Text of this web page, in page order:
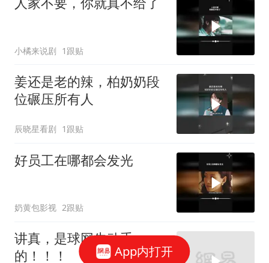
小橘来说剧 1跟贴
姜还是老的辣，柏奶奶段
位碾压所有人
辰晓星看剧 1跟贴
好员工在哪都会发光
奶黄包影视 2跟贴
讲真，是球网先动手
的！！！
App内打开